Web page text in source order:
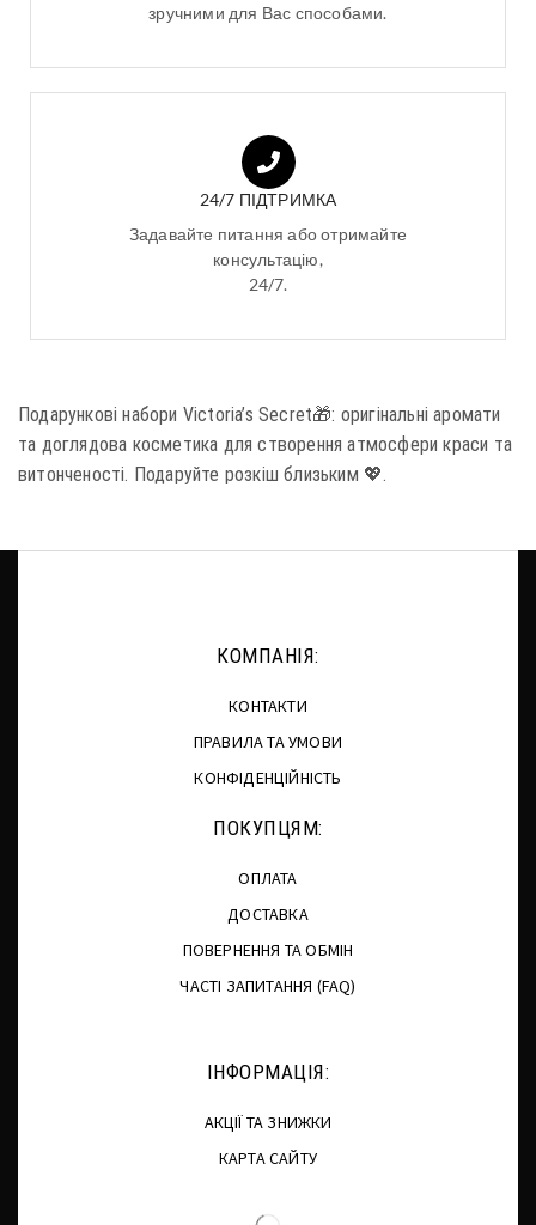
зручними для Вас способами.
24/7 ПІДТРИМКА
Задавайте питання або отримайте
консультацію,
24/7.
Подарункові набори Victoria’s Secret🎁: оригінальні аромати
та доглядова косметика для створення атмосфери краси та
витонченості. Подаруйте розкіш близьким 💖.
КОМПАНІЯ:
КОНТАКТИ
ПРАВИЛА ТА УМОВИ
КОНФІДЕНЦІЙНІСТЬ
ПОКУПЦЯМ:
ОПЛАТА
ДОСТАВКА
ПОВЕРНЕННЯ ТА ОБМІН
ЧАСТІ ЗАПИТАННЯ (FAQ)
ІНФОРМАЦІЯ:
АКЦІЇ ТА ЗНИЖКИ
КАРТА САЙТУ